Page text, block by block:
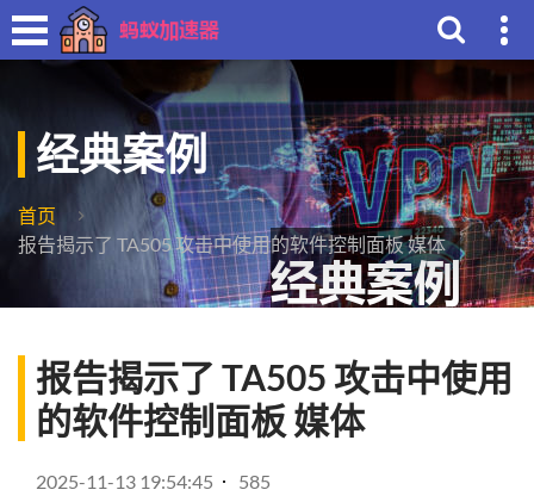
经典案例
首页
报告揭示了 TA505 攻击中使用的软件控制面板 媒体
报告揭示了 TA505 攻击中使用
的软件控制面板 媒体
2025-11-13 19:54:45 585